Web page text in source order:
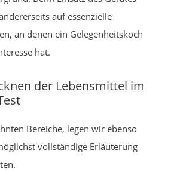
auf essenzielle
an denen ein Gelegenheitskoch
hat.
der Lebensmittel im
Bereiche, legen wir ebenso
vollständige Erläuterung